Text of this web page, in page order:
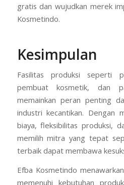
gratis dan wujudkan merek
Kosmetindo.
Kesimpulan
Fasilitas produksi seperti
pembuat kosmetik, dan
memainkan peran penting
industri kecantikan. Dengan
biaya, fleksibilitas produksi,
memilih mitra yang tepat
terbaik dapat membawa
Efba Kosmetindo
memenuhi kebutuhan